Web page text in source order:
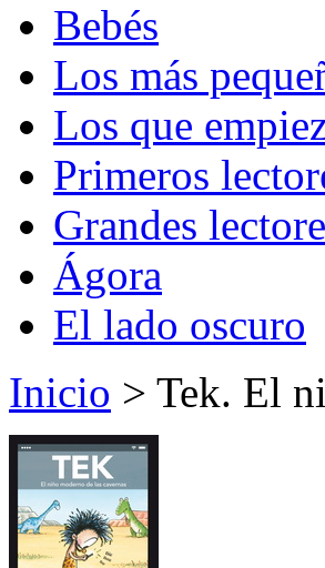
Bebés
Los más
Los que
Primeros
Grandes
Ágora
El lado oscuro
Inicio > Tek. El